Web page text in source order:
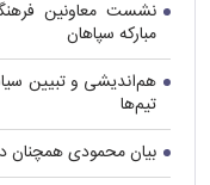
نشست معاونین
مبارکه سپاهان
هم‌اندیشی و تبیین
تیم‌ها
بیان محمودی همچنان